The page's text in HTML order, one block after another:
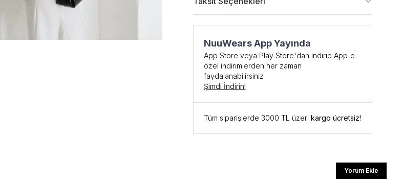
NuuWears App Yayında
App Store veya Play Store'dan indirip App'e
özel indirimlerden her zaman
faydalanabilirsiniz
Şimdi İndirin!
Tüm siparişlerde 3000 TL üzeri kargo ücretsiz!
Yorum Ekle
İlk Siparişe Özel
%10 İNDİRİM
İlk siparişte %10 indirim kodunu öğrenmek ve
size özel teklifler için kaydolun.